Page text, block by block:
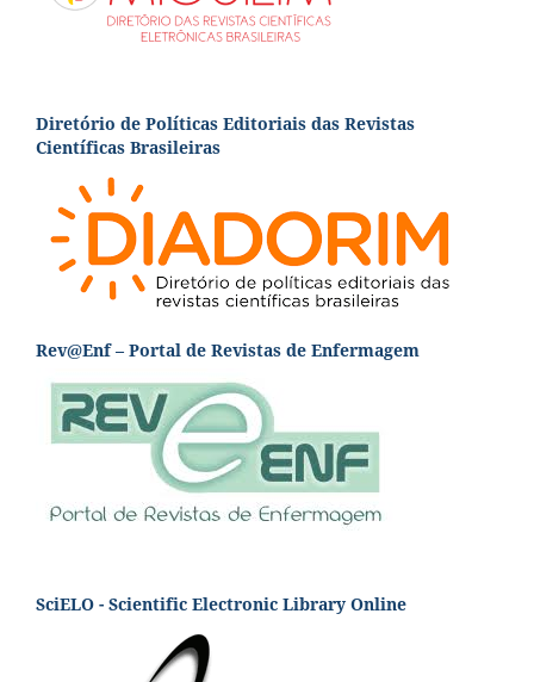
Diretório de Políticas Editoriais das Revistas
Científicas Brasileiras
Rev@Enf – Portal de Revistas de Enfermagem
SciELO - Scientific Electronic Library Online